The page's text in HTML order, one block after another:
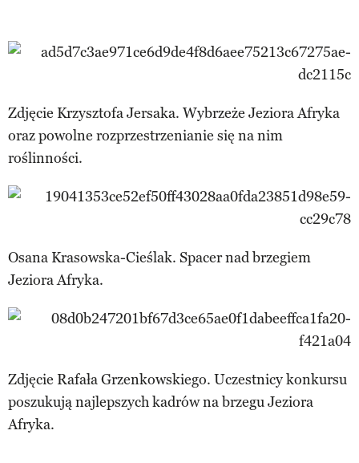
Zdjęcie Krzysztofa Jersaka. Wybrzeże Jeziora Afryka
oraz powolne rozprzestrzenianie się na nim
roślinności.
Osana Krasowska-Cieślak. Spacer nad brzegiem
Jeziora Afryka.
Zdjęcie Rafała Grzenkowskiego. Uczestnicy konkursu
poszukują najlepszych kadrów na brzegu Jeziora
Afryka.